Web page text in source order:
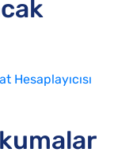
Hesaplayıcısı